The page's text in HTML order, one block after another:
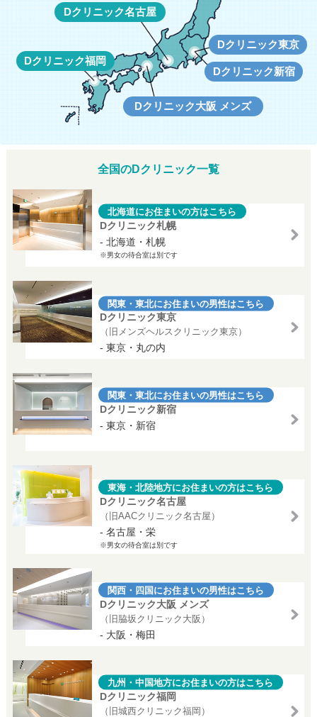
Dクリニック名古屋
Dクリニック福岡
Dクリニック東京
Dクリニック新宿
Dクリニック大阪 メンズ
全国のDクリニック一覧
北海道にお住まいの方はこちら
Dクリニック札幌
- 北海道・札幌
※男女の待合室は別です
関東・東北にお住まいの男性はこちら
Dクリニック東京
（旧メンズヘルスクリニック東京）
- 東京・丸の内
関東・東北にお住まいの男性はこちら
Dクリニック新宿
- 東京・新宿
東海・北陸地方にお住まいの方はこちら
Dクリニック名古屋
（旧AACクリニック名古屋）
- 名古屋・栄
※男女の待合室は別です
関西・四国にお住まいの男性はこちら
Dクリニック大阪 メンズ
（旧脇坂クリニック大阪）
- 大阪・梅田
九州・中国地方にお住まいの方はこちら
Dクリニック福岡
（旧城西クリニック福岡）